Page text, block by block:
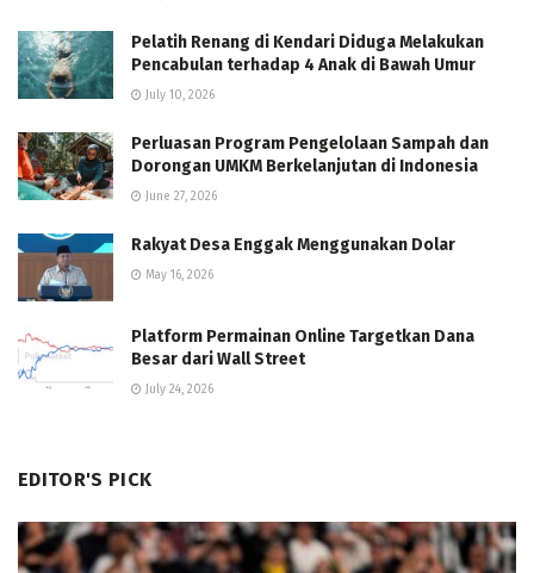
Pelatih Renang di Kendari Diduga Melakukan
Pencabulan terhadap 4 Anak di Bawah Umur
July 10, 2026
Perluasan Program Pengelolaan Sampah dan
Dorongan UMKM Berkelanjutan di Indonesia
June 27, 2026
Rakyat Desa Enggak Menggunakan Dolar
May 16, 2026
Platform Permainan Online Targetkan Dana
Besar dari Wall Street
July 24, 2026
EDITOR'S PICK